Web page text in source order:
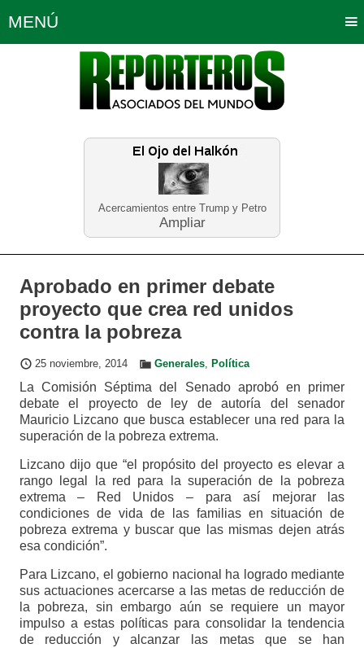
Acercamientos entre Trump y Petro
Ampliar
MENÚ
Política Opinión Bogotá
Planeta Tierra Deportes
Educación Neira
Aprobado en primer debate
proyecto que crea red unidos
contra la pobreza
25 noviembre, 2014 Generales, Política
La Comisión Séptima del Senado aprobó en primer
debate el proyecto de ley de autoría del senador
Mauricio Lizcano que busca establecer una red para la
superación de la pobreza extrema.
Lizcano dijo que “el propósito del proyecto es elevar a
rango legal la red para la superación de la pobreza
extrema – Red Unidos – para así mejorar las
condiciones de vida de las familias en situación de
pobreza extrema y buscar que las mismas dejen atrás
esa condición”.
Para Lizcano, el gobierno nacional ha logrado mediante
sus actuaciones acercarse a las metas de reducción de
la pobreza, sin embargo aún se requiere un mayor
impulso a estas políticas para consolidar la tendencia
de reducción y alcanzar las metas que se han